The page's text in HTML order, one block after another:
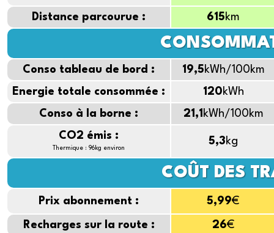
Distance parcourue : 615km
Conso tableau de bord : 19,5kWh/100km
Energie totale consommée :
120kWh
Conso à la borne :
21,1 kWh/100km
CO2 émis :
Thermique : 96kg environ
5,3kg
COÛT DES
Prix abonnement : 5,99€
Recharges sur la route : 26€